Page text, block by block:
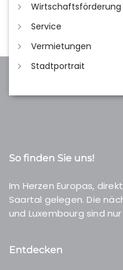
Wirtschaftsförderung
Service
Vermietungen
Stadtportrait
So finden Sie uns!
Im Herzen Europas,
Saartal gelegen. Die
und Luxembourg sind
Entdecken